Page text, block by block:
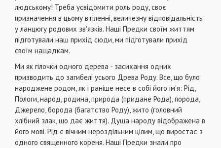
людському! Треба усвідомити роль роду, своє
призначення в цьому втіленні, величезну відповідальність
у ланцюгу родових зв'язків. Наші Предки своїм життям
підготували наш прихід сюди, ми підготували прихід
своїм нащадкам.
Ми як гілочки одного дерева - засихання одних
призводить до загибелі усього Древа Роду. Все, що було
народжене родом, як і раніше несе в собі його ім'я: Рід,
Пологи, народ, родина, природа (придане Рода), порода,
Джерело, борода (багатство Роду), жито (головний
хлібний злак, що дає життя). Душа народу відображена в
його мові. Рід є вічним нероздільним цілим, що виростає з
одного священного кореня. Наші Предки знали про